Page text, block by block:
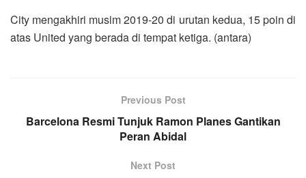
City mengakhiri musim 2019-20 di urutan kedua, 15 poin di
atas United yang berada di tempat ketiga. (antara)
Previous Post
Barcelona Resmi Tunjuk Ramon Planes Gantikan
Peran Abidal
Next Post